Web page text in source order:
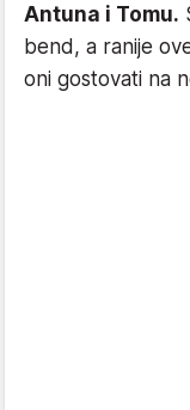
Antuna i Tomu.
bend, a ranije
oni gostovati na